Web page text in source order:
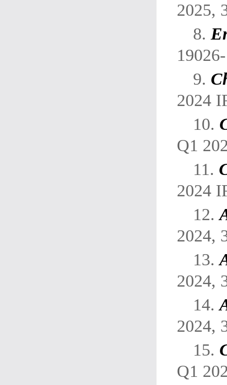
2025,
8.
9.
2024
10.
Q1
11.
2024
12.
2024,
13.
2024,
14.
2024,
15.
Q1